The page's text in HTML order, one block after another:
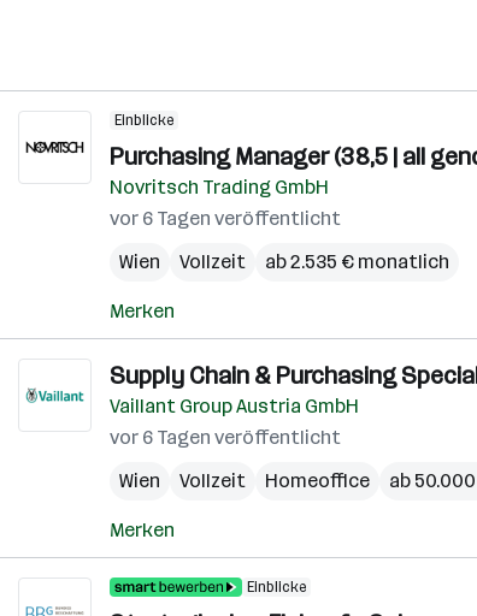
Einblicke
Purchasing Manager (38,5 | all
Novritsch Trading GmbH
vor 6 Tagen veröffentlicht
Wien
Vollzeit ab 2.535 € monatlich
Merken
Supply Chain & Purchasing
Vaillant Group Austria GmbH
vor 6 Tagen veröffentlicht
Wien
Vollzeit Homeoffice ab
Merken
Einblicke